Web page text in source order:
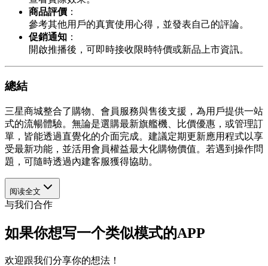
商品評價 ：
參考其他用戶的真實使用心得，並發表自己的評論。
促銷通知 ：
開啟推播後，可即時接收限時特價或新品上市資訊。
總結
三星商城整合了購物、會員服務與售後支援，為用戶提供一站
式的流暢體驗。無論是選購最新旗艦機、比價優惠，或管理訂
單，皆能透過直覺化的介面完成。建議定期更新應用程式以享
受最新功能，並活用會員權益最大化購物價值。若遇到操作問
題，可隨時透過內建客服獲得協助。
阅读全文
与我们合作
如果你想写一个类似模式的APP
欢迎跟我们分享你的想法！